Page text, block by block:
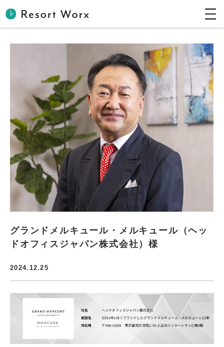
グランドメルキュール・メルキュール（ヘッ
ドオフィスジャパン株式会社）様
2024.12.25